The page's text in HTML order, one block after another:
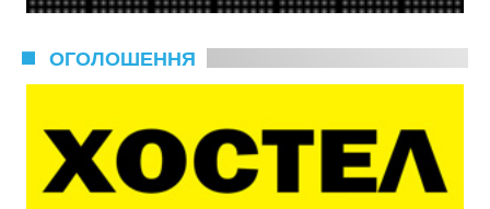
ОГОЛОШЕННЯ